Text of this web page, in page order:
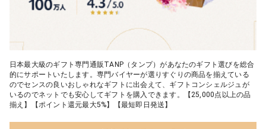
日本最大級のギフト専門通販TANP（タンプ）があなたのギフト選びを総合
的にサポートいたします。専門バイヤーが選りすぐりの商品を揃えている
のでセンスの良いおしゃれなギフトに出会えて、ギフトコンシェルジュが
いるのでネットでも安心してギフトを購入できます。【25,000点以上の品
揃え】【ポイント還元最大5%】【最短即日発送】